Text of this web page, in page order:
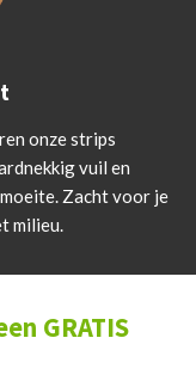
onze strips
vuil en
Zacht voor je
milieu.
GRATIS